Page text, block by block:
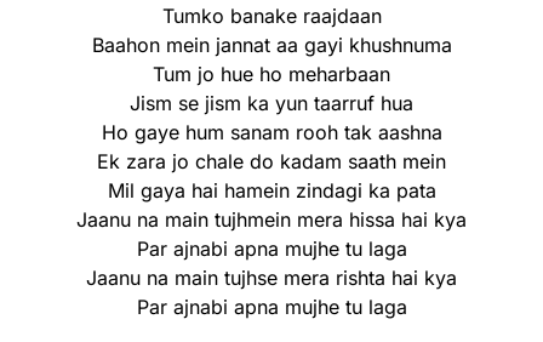
Tumko banake raajdaan
Baahon mein jannat aa gayi khushnuma
Tum jo hue ho meharbaan
Jism se jism ka yun taarruf hua
Ho gaye hum sanam rooh tak aashna
Ek zara jo chale do kadam saath mein
Mil gaya hai hamein zindagi ka pata
Jaanu na main tujhmein mera hissa hai kya
Par ajnabi apna mujhe tu laga
Jaanu na main tujhse mera rishta hai kya
Par ajnabi apna mujhe tu laga